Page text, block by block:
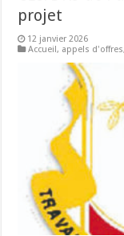
projet
12 janvier 2026
Accueil, appels d'offres,